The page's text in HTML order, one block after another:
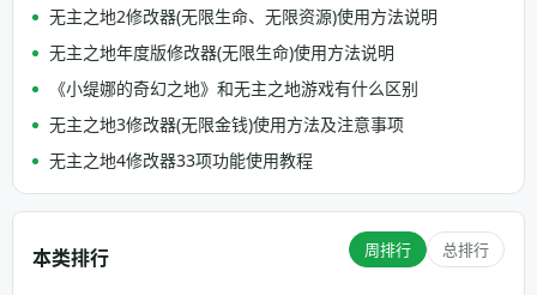
无主之地2修改器(无限生命、无限资源)使用方法说明
无主之地年度版修改器(无限生命)使用方法说明
《小缇娜的奇幻之地》和无主之地游戏有什么区别
无主之地3修改器(无限金钱)使用方法及注意事项
无主之地4修改器33项功能使用教程
本类排行 周排行 总排行